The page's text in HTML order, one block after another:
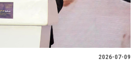
2026-07-09